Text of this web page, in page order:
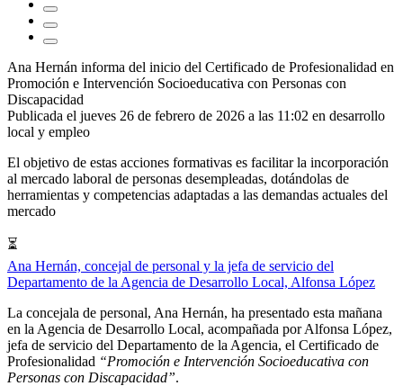
Ana Hernán informa del inicio del Certificado de Profesionalidad en
Promoción e Intervención Socioeducativa con Personas con
Discapacidad
Publicada el jueves 26 de febrero de 2026 a las 11:02 en desarrollo
local y empleo
El objetivo de estas acciones formativas es facilitar la incorporación
al mercado laboral de personas desempleadas, dotándolas de
herramientas y competencias adaptadas a las demandas actuales del
mercado
⏳
Ana Hernán, concejal de personal y la jefa de servicio del
Departamento de la Agencia de Desarrollo Local, Alfonsa López
La concejala de personal, Ana Hernán, ha presentado esta mañana
en la Agencia de Desarrollo Local, acompañada por Alfonsa López,
jefa de servicio del Departamento de la Agencia, el Certificado de
Profesionalidad “Promoción e Intervención Socioeducativa con
Personas con Discapacidad”.